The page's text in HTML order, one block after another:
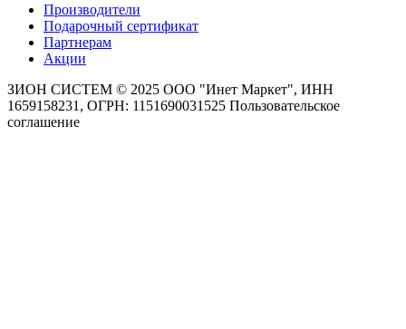
Производители
Подарочный сертификат
Партнерам
Акции
ЗИОН СИСТЕМ © 2025 ООО "Инет Маркет", ИНН
1659158231, ОГРН: 1151690031525 Пользовательское
соглашение